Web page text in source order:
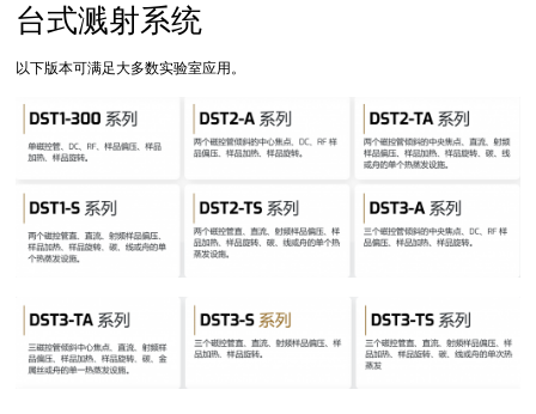
台式溅射系统
以下版本可满足大多数实验室应用。